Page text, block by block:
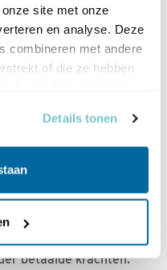
site met onze
en analyse. Deze
combineren met andere
of die ze hebben
Details tonen
de kosten van uw
en faciliteert.
met relevante
en
betaalde krachten.